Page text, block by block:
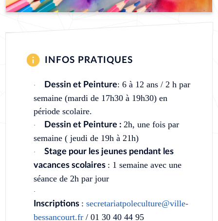
INFOS PRATIQUES
· Dessin et Peinture: 6 à 12 ans / 2 h par
semaine (mardi de 17h30 à 19h30) en
période scolaire.
· Dessin et Peinture :2h, une fois par
semaine ( jeudi de 19h à 21h)
·
Stage pour les jeunes pendant les
vacances scolaires : 1 semaine avec une
séance de 2h par jour
·
Inscriptions :secretariatpoleculture@ville-
bessancourt.fr / 01 30 40 44 95